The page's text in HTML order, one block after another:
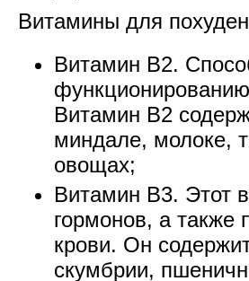
Витамины для
Витамин В2.
Витамин В2
миндале, молоке,
овощах;
Витамин В3. Этот
гормонов, а также
крови. Он
скумбрии,